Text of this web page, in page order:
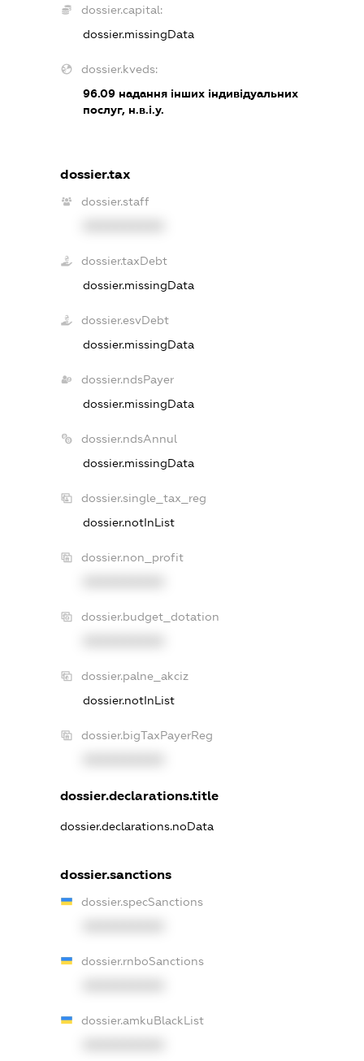
dossier.capital:
dossier.missingData
dossier.kveds:
96.09 надання інших індивідуальних
послуг, н.в.і.у.
dossier.tax
dossier.staff
dossier.taxDebt
dossier.missingData
dossier.esvDebt
dossier.missingData
dossier.ndsPayer
dossier.missingData
dossier.ndsAnnul
dossier.missingData
dossier.single_tax_reg
dossier.notInList
dossier.non_profit
dossier.budget_dotation
dossier.palne_akciz
dossier.notInList
dossier.bigTaxPayerReg
dossier.declarations.title
dossier.declarations.noData
dossier.sanctions
dossier.specSanctions
dossier.rnboSanctions
dossier.amkuBlackList